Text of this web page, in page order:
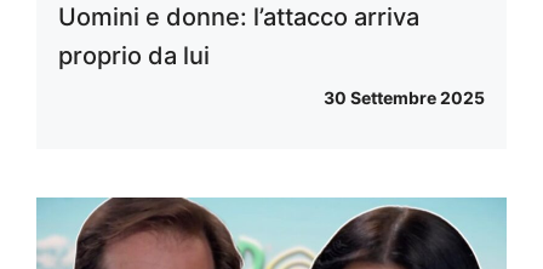
Uomini e donne: l’attacco arriva
proprio da lui
30 Settembre 2025